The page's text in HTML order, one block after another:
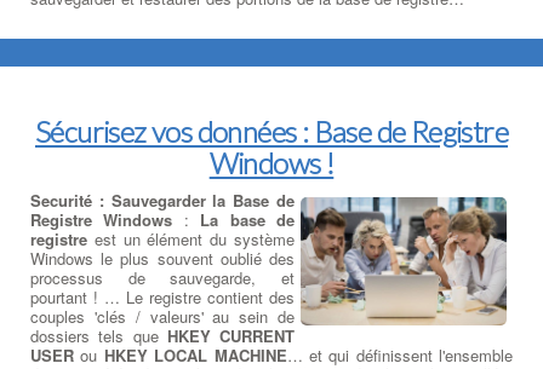
Sécurisez vos données : Base de Registre
Windows !
Securité : Sauvegarder la Base de
Registre Windows : La base de
registre est un élément du système
Windows le plus souvent oublié des
processus de sauvegarde, et
pourtant ! … Le registre contient des
couples 'clés / valeurs' au sein de
dossiers tels que HKEY CURRENT
USER ou HKEY LOCAL MACHINE… et qui définissent l'ensemble